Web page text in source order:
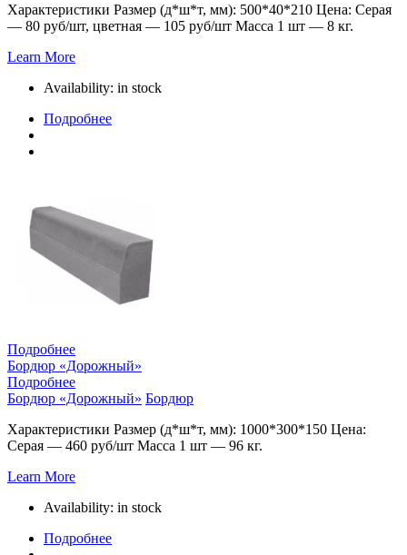
Характеристики Размер (д*ш*т, мм): 500*40*210 Цена: Серая
— 80 руб/шт, цветная — 105 руб/шт Масса 1 шт — 8 кг.
Learn More
Availability: in stock
Подробнее
Подробнее
Бордюр «Дорожный»
Подробнее
Бордюр «Дорожный» Бордюр
Характеристики Размер (д*ш*т, мм): 1000*300*150 Цена:
Серая — 460 руб/шт Масса 1 шт — 96 кг.
Learn More
Availability: in stock
Подробнее